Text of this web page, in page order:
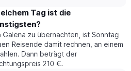
Tag ist die
zu übernachten, ist Sonntag
Reisende damit rechnen, an einem
Dann beträgt der
210 €.